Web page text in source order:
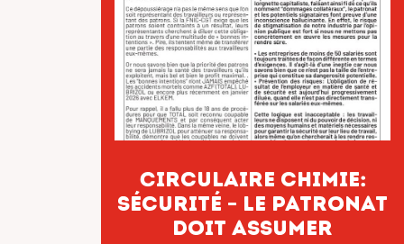
Circulaire chimie:
Sécurité – Le patronat
doit assumer